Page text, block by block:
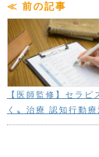
≪ 前の記事
【医師監修】セラ
く〟治療 認知行動